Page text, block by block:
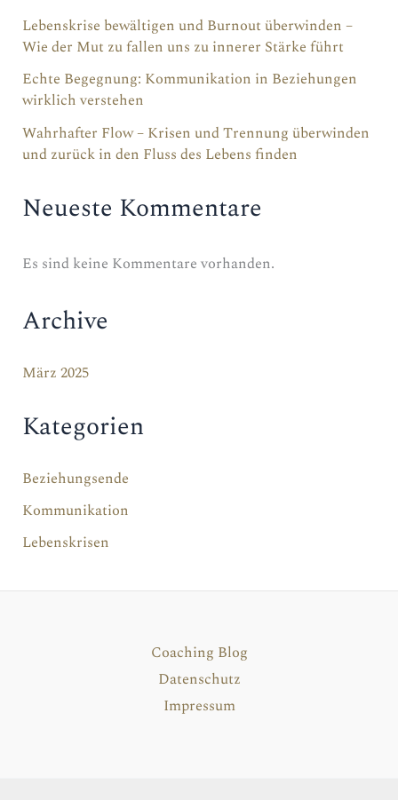
des
Lebens
finden
Lebenskrise bewältigen und Burnout überwinden –
Wie der Mut zu fallen uns zu innerer Stärke führt
Echte Begegnung: Kommunikation in Beziehungen
wirklich verstehen
Wahrhafter Flow – Krisen und Trennung überwinden
und zurück in den Fluss des Lebens finden
Neueste Kommentare
Es sind keine Kommentare vorhanden.
Archive
März 2025
Kategorien
Beziehungsende
Kommunikation
Lebenskrisen
Coaching Blog
Datenschutz
Impressum